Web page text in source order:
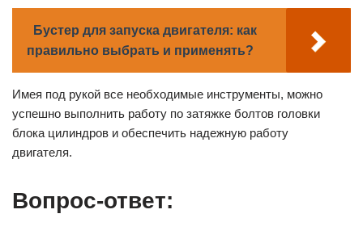
Бустер для запуска двигателя: как
правильно выбрать и применять?
Имея под рукой все необходимые инструменты, можно
успешно выполнить работу по затяжке болтов головки
блока цилиндров и обеспечить надежную работу
двигателя.
Вопрос-ответ: